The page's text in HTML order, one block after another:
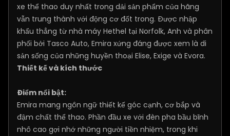
xe thể thao duy nhất trong dải sản phẩm của hãng
vẫn trung thành với động cơ đốt trong. Được nhập
khẩu thẳng từ nhà máy Hethel tại Norfolk, Anh và phân
phối bởi Tasco Auto, Emira xứng đáng được xem là di
sản sống của những huyền thoại Elise, Exige và Evora.
Thiết kế và kích thước
Điểm nổi bật:
Emira mang ngôn ngữ thiết kế góc cạnh, cơ bắp và
đậm chất thể thao. Phần đầu xe với đèn pha bầu bĩnh
nhô cao gợi nhớ những người tiền nhiệm, trong khi